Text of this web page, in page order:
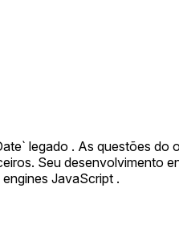
legado ️. As questões do
Seu desenvolvimento
JavaScript .